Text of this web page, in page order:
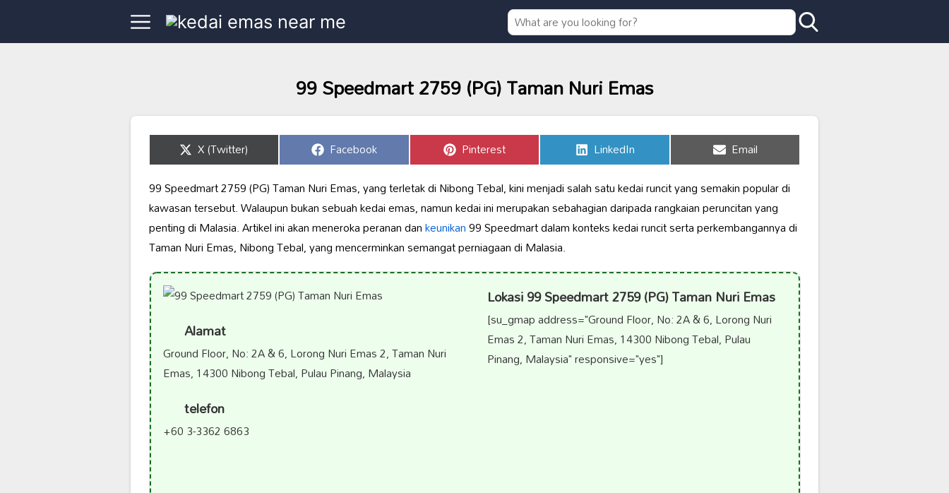
99 Speedmart 2759 (PG) Taman Nuri Emas
Share
on
X (Twitter) Share
on
Facebook Share
on
Pinterest Share
on
LinkedIn Share
on
Email
99 Speedmart 2759 (PG) Taman Nuri Emas, yang terletak di Nibong Tebal, kini menjadi salah satu kedai runcit yang semakin popular di
kawasan tersebut. Walaupun bukan sebuah kedai emas, namun kedai ini merupakan sebahagian daripada rangkaian peruncitan yang
penting di Malasia. Artikel ini akan meneroka peranan dankeunikan99 Speedmart dalam konteks kedai runcit serta perkembangannya di
Taman Nuri Emas, Nibong Tebal, yang mencerminkan semangat perniagaan di Malasia.
Alamat
Ground Floor, No: 2A & 6, Lorong Nuri Emas 2, Taman Nuri
Emas, 14300 Nibong Tebal, Pulau Pinang, Malaysia
telefon
+60 3-3362 6863
Lokasi 99 Speedmart 2759 (PG) Taman Nuri Emas
[su_gmap address="Ground Floor, No: 2A & 6, Lorong Nuri
Emas 2, Taman Nuri Emas, 14300 Nibong Tebal, Pulau
Pinang, Malaysia" responsive="yes"]